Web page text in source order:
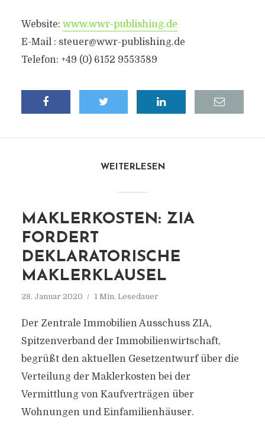
Website: www.wwr-publishing.de
E-Mail : steuer@wwr-publishing.de
Telefon: +49 (0) 6152 9553589
WEITERLESEN
MAKLERKOSTEN: ZIA
FORDERT
DEKLARATORISCHE
MAKLERKLAUSEL
28. Januar 2020 1 Min. Lesedauer
Der Zentrale Immobilien Ausschuss ZIA,
Spitzenverband der Immobilienwirtschaft,
begrüßt den aktuellen Gesetzentwurf über die
Verteilung der Maklerkosten bei der
Vermittlung von Kaufverträgen über
Wohnungen und Einfamilienhäuser.